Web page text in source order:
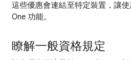
這些優惠會連結至特定裝置，讓
One 功能。
瞭解一般資格規定